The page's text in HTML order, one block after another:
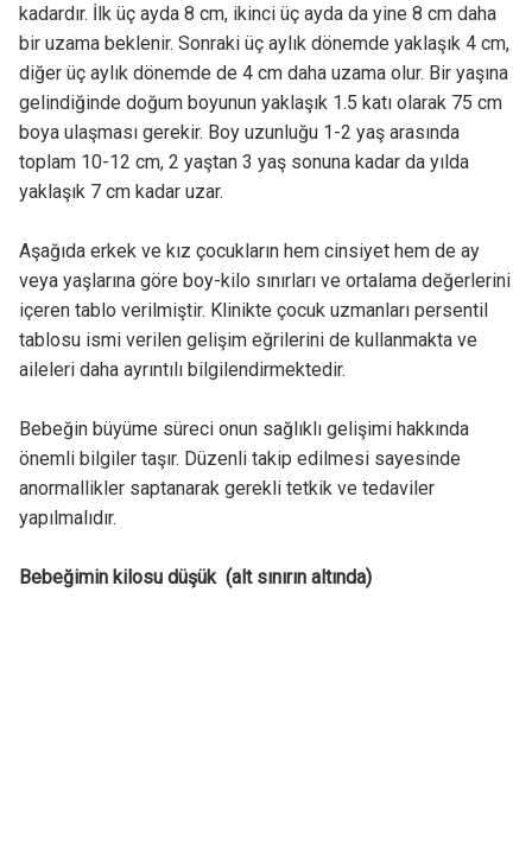
kadardır. İlk üç ayda 8 cm, ikinci üç ayda da yine 8 cm daha
bir uzama beklenir. Sonraki üç aylık dönemde yaklaşık 4 cm,
diğer üç aylık dönemde de 4 cm daha uzama olur. Bir yaşına
gelindiğinde doğum boyunun yaklaşık 1.5 katı olarak 75 cm
boya ulaşması gerekir. Boy uzunluğu 1-2 yaş arasında
toplam 10-12 cm, 2 yaştan 3 yaş sonuna kadar da yılda
yaklaşık 7 cm kadar uzar.
Aşağıda erkek ve kız çocukların hem cinsiyet hem de ay
veya yaşlarına göre boy-kilo sınırları ve ortalama değerlerini
içeren tablo verilmiştir. Klinikte çocuk uzmanları persentil
tablosu ismi verilen gelişim eğrilerini de kullanmakta ve
aileleri daha ayrıntılı bilgilendirmektedir.
Bebeğin büyüme süreci onun sağlıklı gelişimi hakkında
önemli bilgiler taşır. Düzenli takip edilmesi sayesinde
anormallikler saptanarak gerekli tetkik ve tedaviler
yapılmalıdır.
Bebeğimin kilosu düşük (alt sınırın altında)